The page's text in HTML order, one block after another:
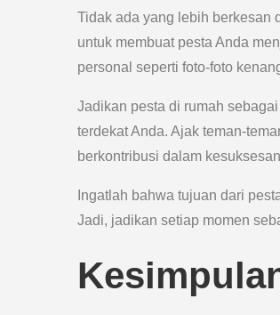
Tidak ada yang lebih berkesan
untuk membuat pesta Anda
personal seperti foto-foto
Jadikan pesta di rumah
terdekat Anda. Ajak teman-
berkontribusi dalam
Ingatlah bahwa tujuan dari
Jadi, jadikan setiap momen